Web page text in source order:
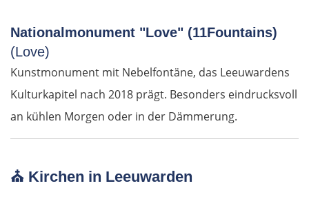
Nationalmonument "Love" (11Fountains)
(Love)
Kunstmonument mit Nebelfontäne, das Leeuwardens
Kulturkapitel nach 2018 prägt. Besonders eindrucksvoll
an kühlen Morgen oder in der Dämmerung.
⛪ Kirchen in Leeuwarden
München
Rosenheim